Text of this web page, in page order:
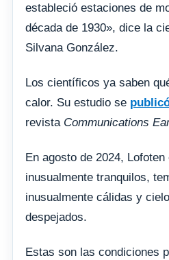
estableció estaciones de
década de 1930», dice la
Silvana González.
Los científicos ya saben
calor. Su estudio se
revista Communications
En agosto de 2024,
inusualmente tranquilos,
inusualmente cálidas y
despejados.
Estas son las condiciones